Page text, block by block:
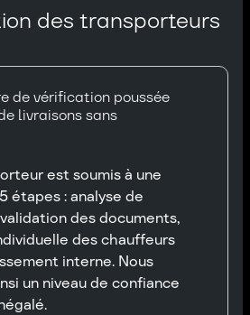
des transporteurs
de vérification poussée
livraisons sans
est soumis à une
étapes : analyse de
des documents,
des chauffeurs
interne. Nous
un niveau de confiance